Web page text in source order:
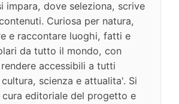
impara, dove seleziona, scrive
Curiosa per natura,
e raccontare luoghi, fatti e
da tutto il mondo, con
accessibili a tutti
scienza e attualita'. Si
editoriale del progetto e